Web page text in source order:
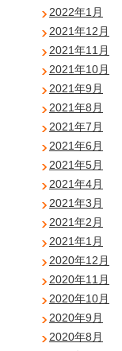
2022年1月
2021年12月
2021年11月
2021年10月
2021年9月
2021年8月
2021年7月
2021年6月
2021年5月
2021年4月
2021年3月
2021年2月
2021年1月
2020年12月
2020年11月
2020年10月
2020年9月
2020年8月